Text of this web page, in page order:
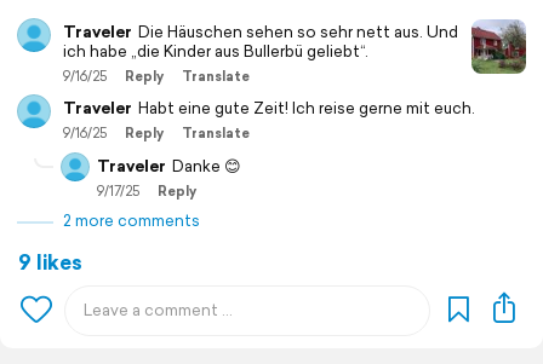
Traveler Die Häuschen sehen so sehr nett aus. Und
ich habe „die Kinder aus Bullerbü geliebt“.
9/16/25 Reply Translate
Traveler Habt eine gute Zeit! Ich reise gerne mit euch.
9/16/25 Reply Translate
Traveler Danke 😊
9/17/25 Reply
2 more comments
9 likes